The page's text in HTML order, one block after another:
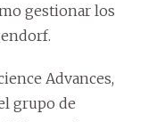
gestionar los
Advances,
grupo de